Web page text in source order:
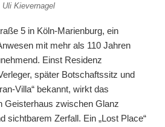
Kievernagel
5 in Köln-Marienburg, ein
mit mehr als 110 Jahren
Einst Residenz
später Botschaftssitz und
Villa“ bekannt, wirkt das
Geisterhaus zwischen Glanz
sichtbarem Zerfall. Ein „Lost Place“